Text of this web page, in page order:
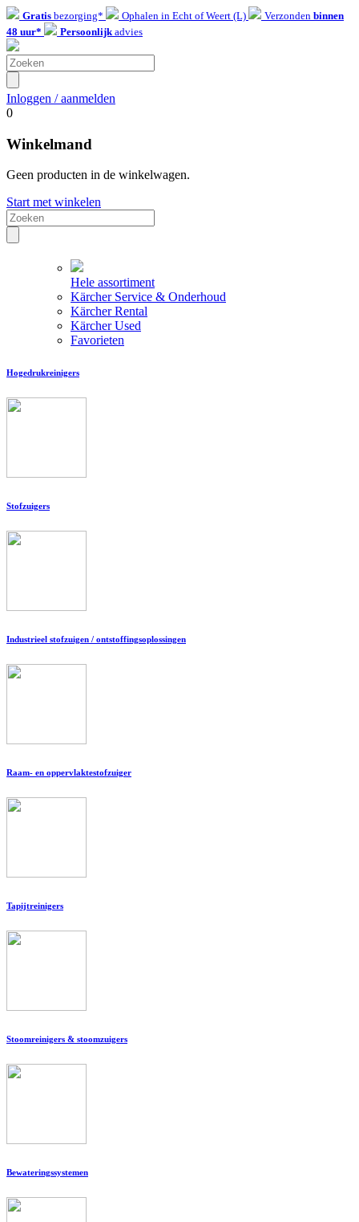
Gratis bezorging* Ophalen in Echt of Weert (L) Verzonden binnen
48 uur*
Persoonlijkadvies
Inloggen / aanmelden
0
Winkelmand
Geen producten in de winkelwagen.
Start met winkelen
Hele assortiment
Kärcher Service & Onderhoud
Kärcher Rental
Kärcher Used
Favorieten
Hogedrukreinigers
Stofzuigers
Industrieel stofzuigen / ontstoffingsoplossingen
Raam- en oppervlaktestofzuiger
Tapijtreinigers
Stoomreinigers & stoomzuigers
Bewateringssystemen